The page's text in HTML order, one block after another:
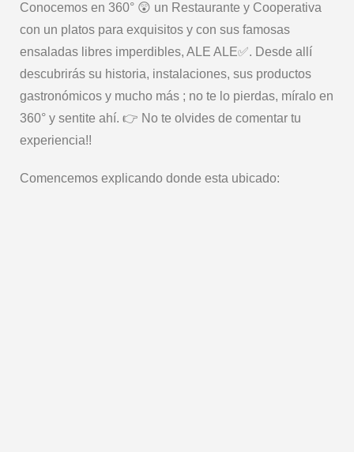
Conocemos en 360° 😲 un Restaurante y Cooperativa
con un platos para exquisitos y con sus famosas
ensaladas libres imperdibles, ALE ALE✅. Desde allí
descubrirás su historia, instalaciones, sus productos
gastronómicos y mucho más ; no te lo pierdas, míralo en
360° y sentite ahí. 👉 No te olvides de comentar tu
experiencia!!
Comencemos explicando donde esta ubicado: